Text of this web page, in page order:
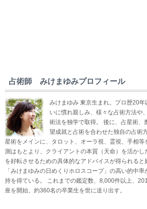
占術師 みけまゆみプロフィール
みけまゆみ 東京生まれ。プロ歴20
いに慣れ親しみ、様々な占術方法や
術法を独学で取得。 後に、占星術、
望成就と占術を合わせた独自の占術
星術をメインに、タロット、オーラ視、霊視、手相
測はもとより、クライアントの本質（天命）を活かし
を好転させるための具体的なアドバイスが得られる
「みけまゆみの日めくりホロスコープ」の高い的中
持を得ている。 これまでの鑑定数、8,000件以上、
座を開始。約360名の卒業生を世に送り出す。